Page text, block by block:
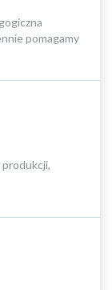
pomagamy